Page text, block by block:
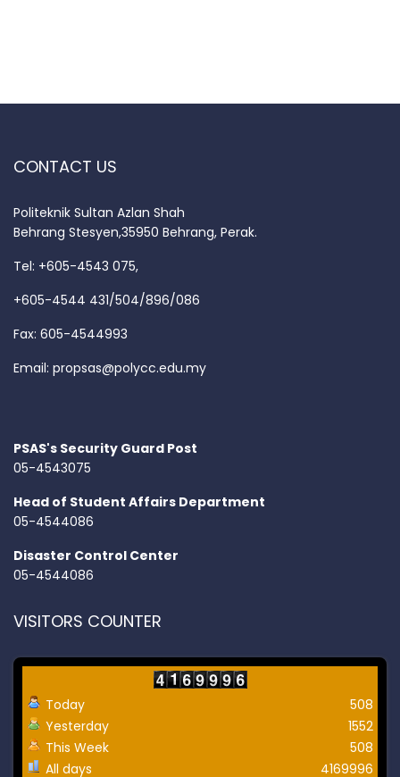
CONTACT US
Politeknik Sultan Azlan Shah
Behrang Stesyen,35950 Behrang, Perak.
Tel: +605-4543 075,
+605-4544 431/504/896/086
Fax: 605-4544993
Email: propsas@polycc.edu.my
PSAS's Security Guard Post
05-4543075
Head of Student Affairs Department
05-4544086
Disaster Control Center
05-4544086
VISITORS COUNTER
Today
Yesterday
This Week
All days
508
1552
508
4169996